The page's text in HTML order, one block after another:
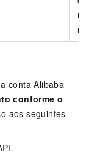
conta Alibaba
conforme o
aos seguintes